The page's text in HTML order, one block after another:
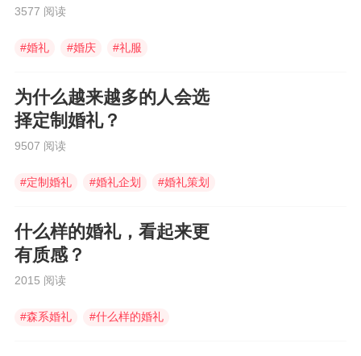
力
3577 阅读
#婚礼 #婚庆 #礼服
为什么越来越多的人会选
择定制婚礼？
9507 阅读
#定制婚礼 #婚礼企划 #婚礼策划
什么样的婚礼，看起来更
有质感？
2015 阅读
#森系婚礼 #什么样的婚礼